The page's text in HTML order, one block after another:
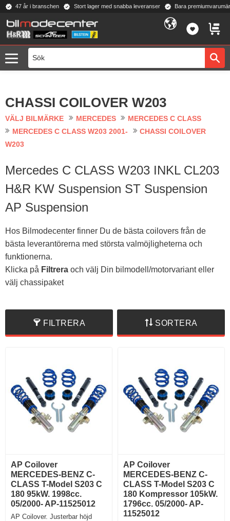
Meny
47 år i branschen Stort lager med snabba leveranser Bara
CHASSI COILOVER W203
VÄLJ BILMÄRKE MERCEDES
MERCEDES C CLASS
MERCEDES C CLASS W203 2001-
CHASSI COILOVER
W203
Mercedes C CLASS W203 INKL CL203
H&R KW Suspension ST Suspension
AP Suspension
Hos Bilmodecenter finner Du de bästa coilovers från de
bästa leverantörerna med största valmöjligheterna och
funktionerna.
Klicka på Filtrera och välj Din bilmodell/motorvariant eller
välj chassipaket
FILTRERA SORTERA
AP Coilover
MERCEDES-BENZ C-
CLASS T-Model S203 C
180 95kW. 1998cc.
05/2000- AP-11525012
AP Coilover. Justerbar höjd
AP Coilover
MERCEDES-BENZ C-
CLASS T-Model S203 C
180 Kompressor 105kW.
1796cc. 05/2000- AP-
11525012